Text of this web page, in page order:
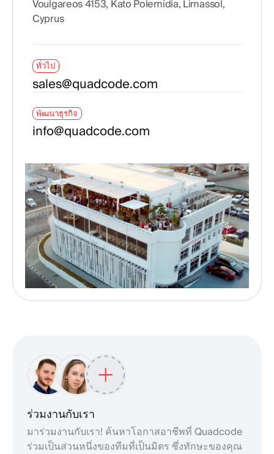
Voulgareos 4153, Kato Polemidia, Limassol,
Cyprus
ทั่วไป
sales@quadcode.com
พัฒนาธุรกิจ
info@quadcode.com
ร่วมงานกับเรา
มาร่วมงานกับเรา! ค้นหาโอกาสอาชีพที่ Quadcode
ร่วมเป็นส่วนหนึ่งของทีมที่เป็นมิตร ซึ่งทักษะของคุณ